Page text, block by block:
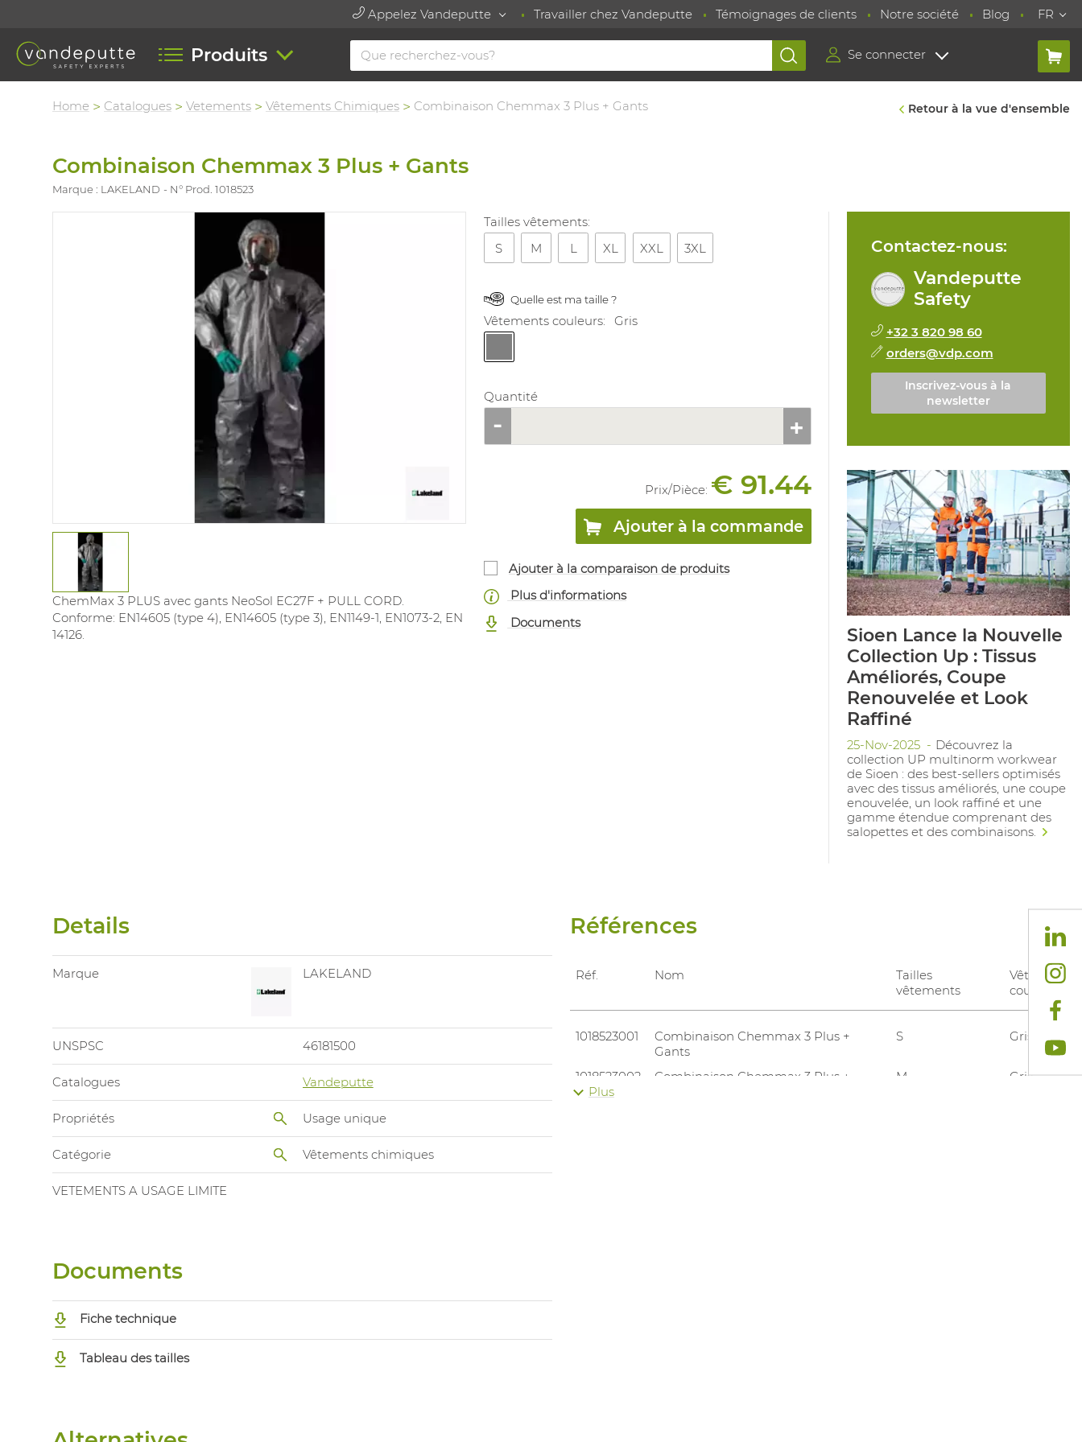
Appelez Vandeputte Travailler chez Vandeputte Témoignages de clients Notre société Blog FR
Produits Se connecter
Home Catalogues Vetements Vêtements Chimiques Combinaison Chemmax 3 Plus + Gants Retour à la vue d'ensemble
Combinaison Chemmax 3 Plus + Gants
Marque : LAKELAND N° Prod. 1018523
ChemMax 3 PLUS avec gants NeoSol EC27F + PULL CORD.
Conforme: EN14605 (type 4), EN14605 (type 3), EN1149-1, EN1073-2, EN
14126.
Tailles vêtements:
S
M L XL XXL 3XL
Quelle est ma taille ?
Vêtements couleurs: Gris
Quantité
Prix/Pièce: € 91.44
Ajouter à la commande
Ajouter à la comparaison de produits
Plus d'informations
Documents
Contactez-nous:
Vandeputte
Safety
+32 3 820 98 60
orders@vdp.com
Inscrivez-vous à la
newsletter
Sioen Lance la Nouvelle
Collection Up : Tissus
Améliorés, Coupe
Renouvelée et Look
Raffiné
25-Nov-2025
Découvrez la
collection UP multinorm workwear
de Sioen : des best-sellers optimisés
avec des tissus améliorés, une coupe
enouvelée, un look raffiné et une
gamme étendue comprenant des
salopettes et des combinaisons.
Details
Marque LAKELAND
UNSPSC 46181500
Catalogues Vandeputte
Propriétés Usage unique
Catégorie Vêtements chimiques
VETEMENTS A USAGE LIMITE
Références
Réf. Nom
Tailles
vêtements
Vêtements
couleurs
1018523001
Combinaison Chemmax 3 Plus +
Gants
S Gris
1018523002
Combinaison Chemmax 3 Plus +
M Gris
Plus
Documents
Fiche technique
Tableau des tailles